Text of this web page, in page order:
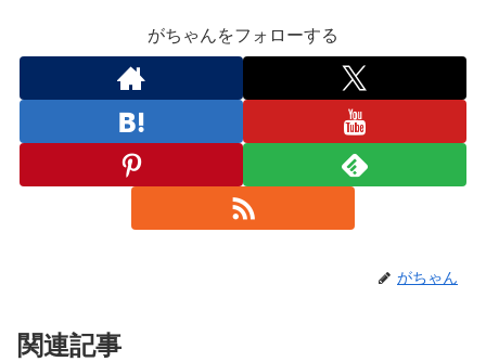
がちゃんをフォローする
がちゃん
関連記事